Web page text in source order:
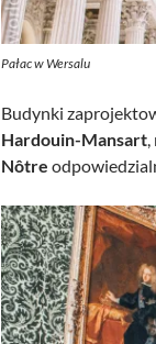
Pałac w Wersalu
Budynki
Hardouin-Mansart
Nôtre